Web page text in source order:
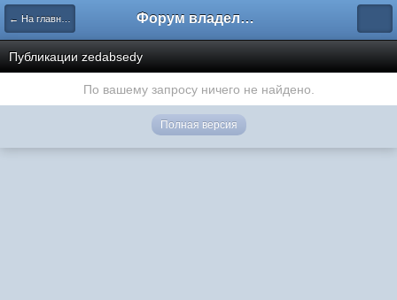
← На главную Форум владельцев интернет-магазинов
Публикации zedabsedy
По вашему запросу ничего не найдено.
Полная версия